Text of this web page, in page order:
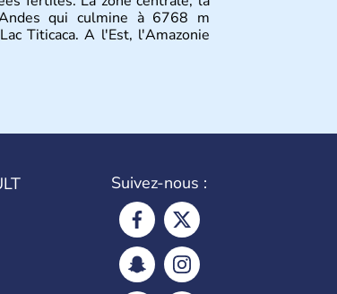
qui culmine à 6768 m
Titicaca. A l'Est, l'Amazonie
Suivez-nous :